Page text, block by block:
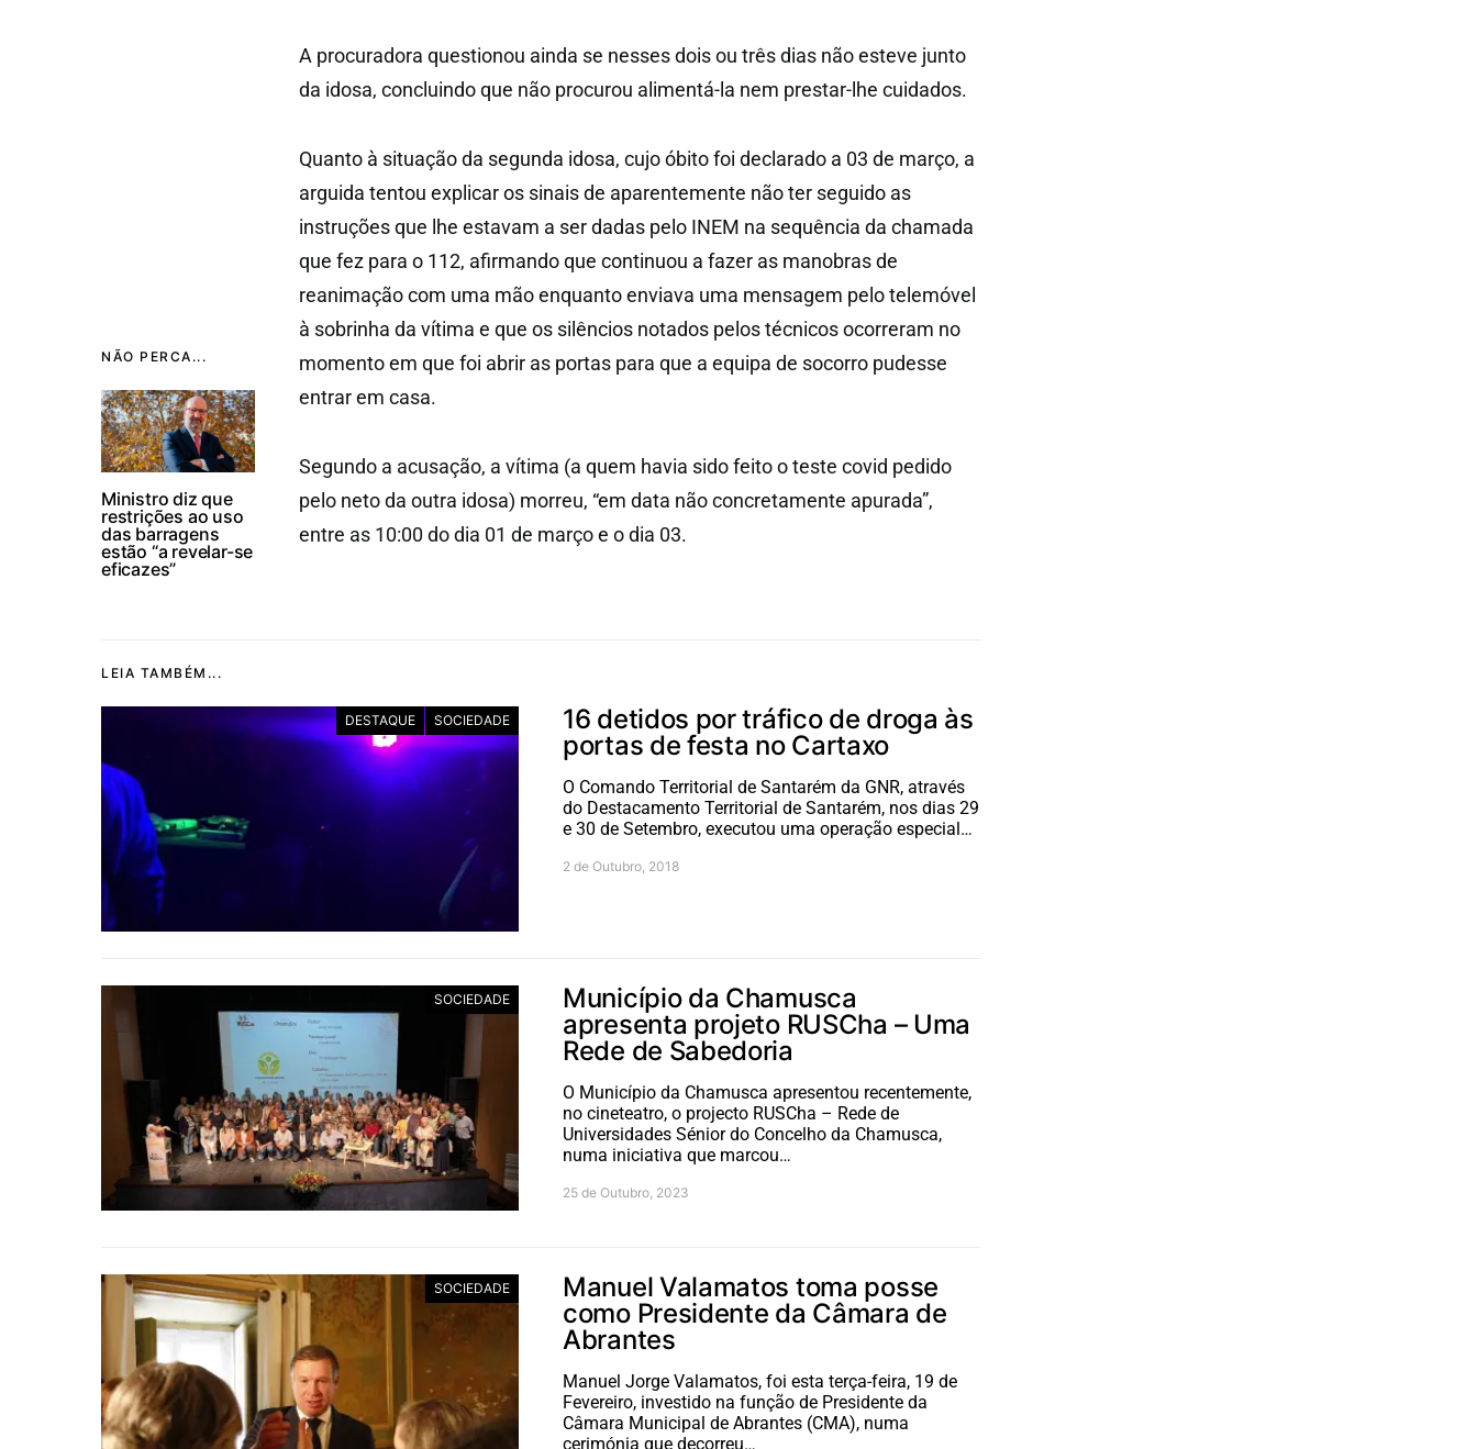
NÃO PERCA...
Ministro diz que
restrições ao uso
das barragens
estão “a revelar-se
eficazes”
A procuradora questionou ainda se nesses dois ou três dias não esteve junto
da idosa, concluindo que não procurou alimentá-la nem prestar-lhe cuidados.
Quanto à situação da segunda idosa, cujo óbito foi declarado a 03 de março, a
arguida tentou explicar os sinais de aparentemente não ter seguido as
instruções que lhe estavam a ser dadas pelo INEM na sequência da chamada
que fez para o 112, afirmando que continuou a fazer as manobras de
reanimação com uma mão enquanto enviava uma mensagem pelo telemóvel
à sobrinha da vítima e que os silêncios notados pelos técnicos ocorreram no
momento em que foi abrir as portas para que a equipa de socorro pudesse
entrar em casa.
Segundo a acusação, a vítima (a quem havia sido feito o teste covid pedido
pelo neto da outra idosa) morreu, “em data não concretamente apurada”,
entre as 10:00 do dia 01 de março e o dia 03.
LEIA TAMBÉM...
DESTAQUE SOCIEDADE
16 detidos por tráfico de droga às
portas de festa no Cartaxo
O Comando Territorial de Santarém da GNR, através
do Destacamento Territorial de Santarém, nos dias 29
e 30 de Setembro, executou uma operação especial…
2 de Outubro, 2018
SOCIEDADE
Município da Chamusca
apresenta projeto RUSCha – Uma
Rede de Sabedoria
O Município da Chamusca apresentou recentemente,
no cineteatro, o projecto RUSCha – Rede de
Universidades Sénior do Concelho da Chamusca,
numa iniciativa que marcou…
25 de Outubro, 2023
SOCIEDADE
Manuel Valamatos toma posse
como Presidente da Câmara de
Abrantes
Manuel Jorge Valamatos, foi esta terça-feira, 19 de
Fevereiro, investido na função de Presidente da
Câmara Municipal de Abrantes (CMA), numa
cerimónia que decorreu…